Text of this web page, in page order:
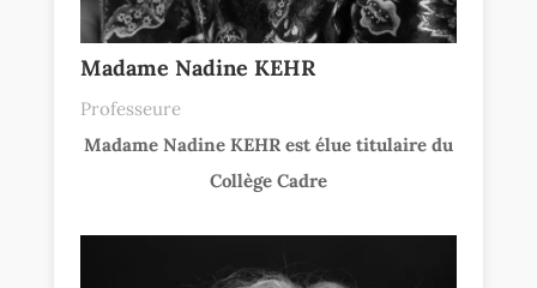
Madame Nadine KEHR
Professeure
Madame Nadine KEHR est élue titulaire du
Collège Cadre